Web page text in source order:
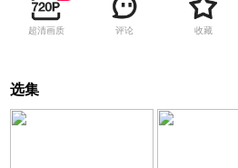
超清画质 评论 收藏
选集